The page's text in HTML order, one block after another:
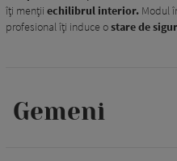
îți menții echilibrul interior. Modul
profesional îți induce ostare de
Gemeni